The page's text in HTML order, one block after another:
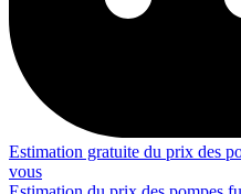
Estimation gratuite du prix des
vous